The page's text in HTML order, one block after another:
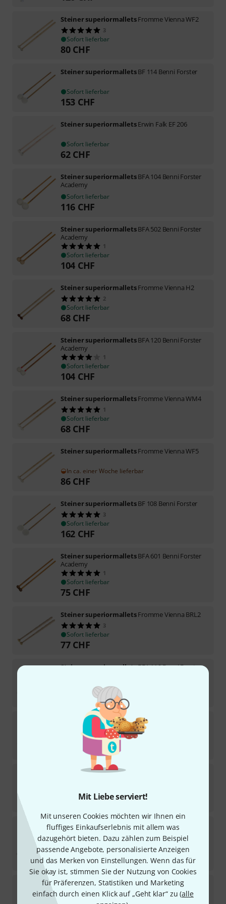
Mit Liebe serviert!
Mit unseren Cookies möchten wir Ihnen ein
fluffiges Einkaufserlebnis mit allem was
dazugehört bieten. Dazu zählen zum Beispiel
passende Angebote, personalisierte Anzeigen
und das Merken von Einstellungen. Wenn das für
Sie okay ist, stimmen Sie der Nutzung von Cookies
für Präferenzen, Statistiken und Marketing
einfach durch einen Klick auf „Geht klar“ zu (alle
Steiner superiormalletsFromme Vienna WF2
3
Sofort lieferbar
80 CHF
Steiner superiormalletsBF 114 Benni Forster
Sofort lieferbar
153 CHF
Steiner superiormalletsErwin Falk EF 206
Sofort lieferbar
62 CHF
Steiner superiormalletsBFA 104 Benni Forster
Academy
Sofort lieferbar
116 CHF
Steiner superiormalletsBFA 502 Benni Forster
Academy
1
Sofort lieferbar
104 CHF
Steiner superiormalletsFromme Vienna H2
2
Sofort lieferbar
68 CHF
Steiner superiormalletsBFA 120 Benni Forster
Academy
1
Sofort lieferbar
104 CHF
Steiner superiormalletsFromme Vienna WM4
1
Sofort lieferbar
68 CHF
Steiner superiormalletsFromme Vienna WF5
In ca. einer Woche lieferbar
86 CHF
Steiner superiormalletsBF 108 Benni Forster
3
Sofort lieferbar
162 CHF
Steiner superiormalletsBFA 601 Benni Forster
Academy
1
Sofort lieferbar
75 CHF
Steiner superiormalletsFromme Vienna BRL2
3
Sofort lieferbar
77 CHF
Steiner superiormalletsBFA 116 Benni Forster
Kurzfristig lieferbar (2–5 Tage)
CHF
Steiner superiormalletsBF 104 Benni Forster
Sofort lieferbar
CHF
Steiner superiormallets
Sofort lieferbar
CHF
Steiner superiormalletsBFA 203 Benni Forster
Academy
1
Sofort lieferbar
113CHF
Steiner superiormalletsBF 404 Benni Forster
2